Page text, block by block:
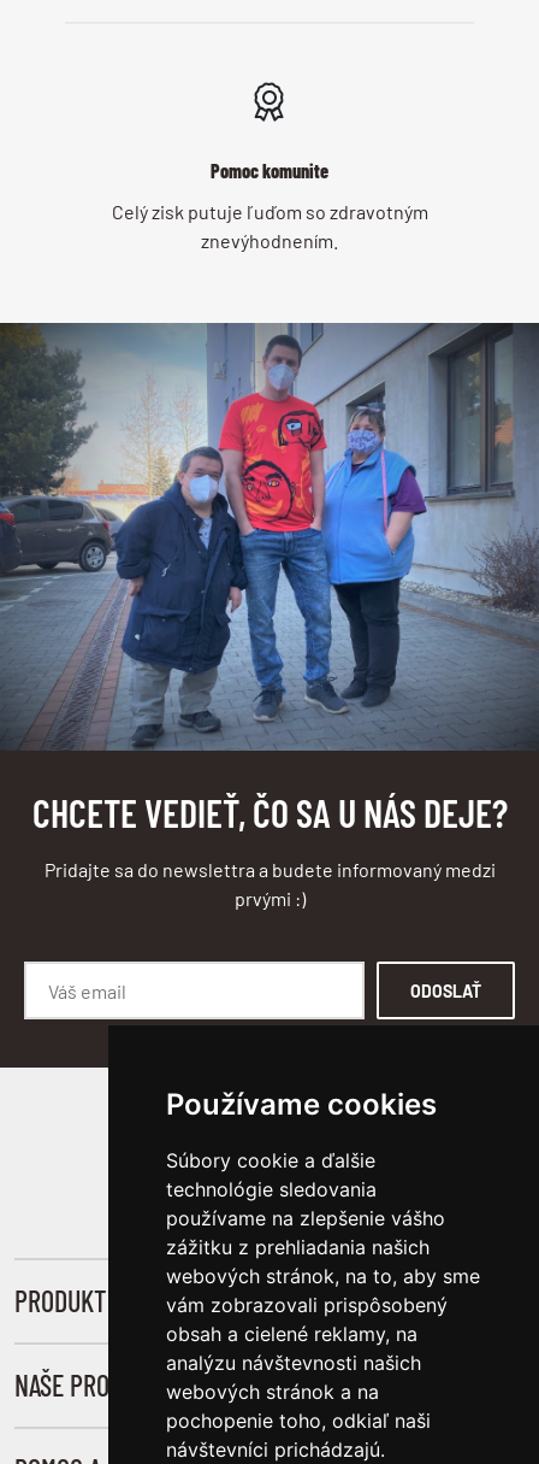
Používame cookies
Súbory cookie a ďalšie
technológie sledovania
používame na zlepšenie vášho
zážitku z prehliadania našich
webových stránok, na to, aby sme
vám zobrazovali prispôsobený
obsah a cielené reklamy, na
analýzu návštevnosti našich
webových stránok a na
pochopenie toho, odkiaľ naši
návštevníci prichádzajú.
Pomoc komunite
Celý zisk putuje ľuďom so zdravotným
znevýhodnením.
CHCETE VEDIEŤ, ČO SA U NÁS DEJE?
Pridajte sa do newslettra a budete informovaný medzi
prvými :)
ODOSLAŤ
PRODUKTY
Muži
NAŠE PROJEKTY
Úsmev Pre Druhých